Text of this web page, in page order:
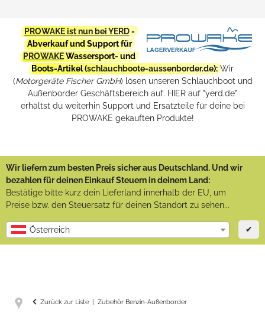
PROWAKE ist nun bei YERD-
Abverkauf und Support für
PROWAKEWassersport- und
Boots-Artikel (schlauchboote-aussenborder.de): Wir
(Motorgeräte Fischer GmbH) lösen unseren Schlauchboot und
Außenborder Geschäftsbereich auf. HIER auf "yerd.de"
erhältst du weiterhin Support und Ersatzteile für deine bei
PROWAKE gekauften Produkte!
Wir liefern zum besten Preis sicher aus Deutschland. Und wir
bezahlen für deinen Einkauf Steuern in deinem Land:
Bestätige bitte kurz dein Lieferland innerhalb der EU, um
Preise bzw. den Steuersatz für deinen Standort zu sehen...
Österreich ✔
Zurück zur Liste Zubehör Benzin-Außenborder